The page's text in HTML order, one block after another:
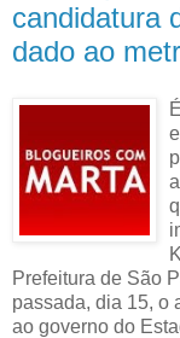
candidatura
dado ao
Prefeitura de São
passada, dia 15, o
ao governo do